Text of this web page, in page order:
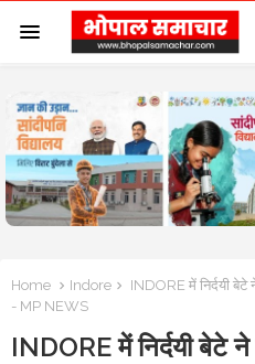
Home Indore
INDORE में निर्दयी बेटे
- MP NEWS
INDORE में निर्दयी बेटे